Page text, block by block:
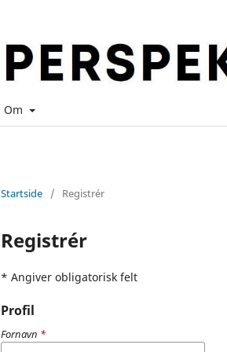
Om
Startside / Registrér
Registrér
* Angiver obligatorisk felt
Profil
Fornavn *